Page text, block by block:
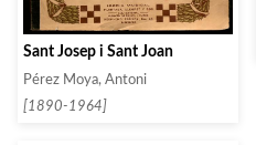
Sant Josep i Sant Joan
Pérez Moya, Antoni
[1890-1964]